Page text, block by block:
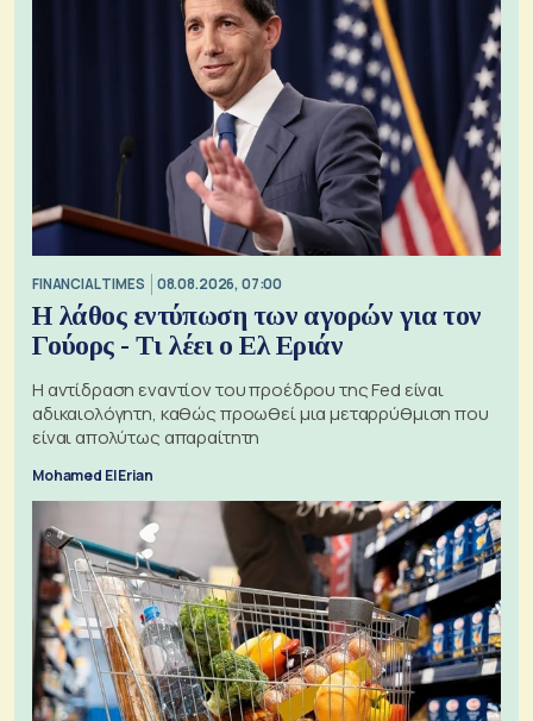
FINANCIAL TIMES 08.08.2026, 07:00
Η λάθος εντύπωση των αγορών για τον
Γούορς - Τι λέει ο Ελ Εριάν
Η αντίδραση εναντίον του προέδρου της Fed είναι
αδικαιολόγητη, καθώς προωθεί μια μεταρρύθμιση που
είναι απολύτως απαραίτητη
Mohamed El Erian